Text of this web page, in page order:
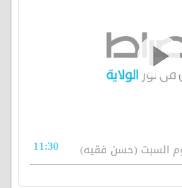
السبت (حسن فقيه) 11:30